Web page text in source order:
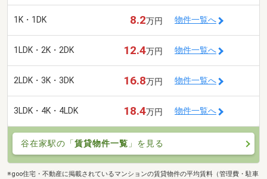
1K・1DK 8.2万円 物件一覧へ
1LDK・2K・2DK 12.4万円 物件一覧へ
2LDK・3K・3DK 16.8万円 物件一覧へ
3LDK・4K・4LDK 18.4万円 物件一覧へ
谷在家駅の「賃貸物件一覧 」を見る
※goo住宅・不動産に掲載されているマンションの賃貸物件の平均賃料（管理費・駐車